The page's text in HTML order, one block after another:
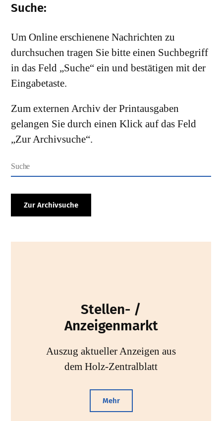
Suche:
Um Online erschienene Nachrichten zu
durchsuchen tragen Sie bitte einen Suchbegriff
in das Feld „Suche“ ein und bestätigen mit der
Eingabetaste.
Zum externen Archiv der Printausgaben
gelangen Sie durch einen Klick auf das Feld
„Zur Archivsuche“.
Zur Archivsuche
Stellen- /
Anzeigenmarkt
Auszug aktueller Anzeigen aus
dem Holz-Zentralblatt
Mehr